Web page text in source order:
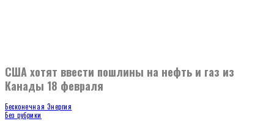
США хотят ввести пошлины на нефть и газ из
Канады 18 февраля
Бесконечная Энергия
Без рубрики